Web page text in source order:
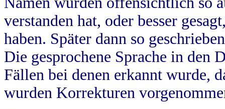
verstanden hat, oder besser
haben. Später dann so
Die gesprochene Sprache in
Fällen bei denen erkannt wurde,
wurden Korrekturen